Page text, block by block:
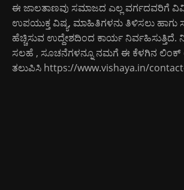
ಈ ಜಾಲತಾಣವು ಸಮಾಜದ ಎಲ್ಲ ವರ್ಗದವರಿಗೆ
ಉಪಯುಕ್ತ ವಿಷ್ಯ, ಮಾಹಿತಿಗಳನು ತಿಳಿಸಲು ಹಾಗು
ಹೆಚ್ಚಿಸುವ ಉದ್ದೇಶದಿಂದ ಕಾರ್ಯ ನಿರ್ವಹಿಸುತ್ತಿದೆ.
ಸಲಹೆ , ಸೂಚನೆಗಳನ್ನೂ ನಮಗೆ ಈ ಕೆಳಗಿನ
ತಲುಪಿಸಿ https://www.vishaya.in/